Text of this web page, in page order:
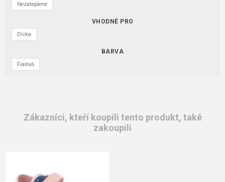
Nezateplené
VHODNÉ PRO
Dívka
BARVA
Fialová
Zákazníci, kteří koupili tento produkt, také
zakoupili